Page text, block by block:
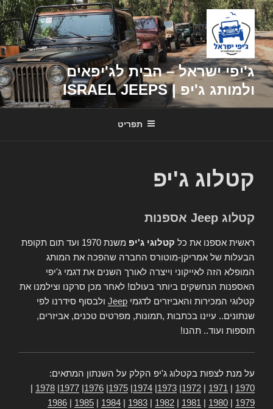
דילוג
לתוכן
ג'יפי ישראל – הבית לג'יפאים
ולמותג ג'יפ | ISRAEL JEEPS
תפריט
קטלוג ג'יפ
קטלוג Jeep אספנות
ראשית אספנו את כל קטלוגי ג'יפ
משנת 1970 ועד תום תקופת
הבעלות של אמריקן-מוטורס החברה שהפכה את המותג
המופלא הזה לאייקוני וייצרה לאורך השנים את דגמי ג'יפי
האספנות הנחשקים ביותר בעולם! לאחר מכן סרקנו וצילמנו את
קטלוגי המכירות והאביזרים לדגמי Jeep ולבסוף סידרנו לפי
שנתונים.. עיינו בכתבות ,תמונות, מפרטים טכנים, אביזרים,
תוספות ועוד.. תהנו!
על מנת לצפות בקטלוג ג'יפ הקלק על השנתון המתאים:
1970
1971
1972
1973
1974
1975
1976
1977
1978
1979
1980
1981
1982
1983
1984
1985
1986